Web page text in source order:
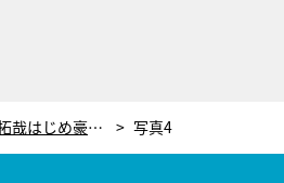
『Believe』ついに最終回！木村拓哉はじめ豪華キャスト陣のオールアップコメント到着 写真4